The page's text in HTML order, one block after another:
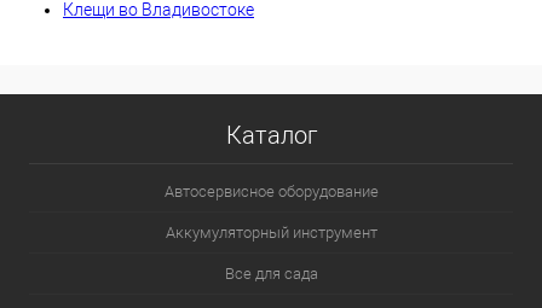
Клещи во Владивостоке
Каталог
Автосервисное оборудование
Аккумуляторный инструмент
Все для сада